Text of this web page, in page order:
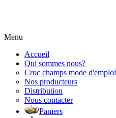
Menu
Accueil
Qui sommes nous?
Croc champs mode d'emploi
Nos producteurs
Distribution
Nous contacter
Paniers